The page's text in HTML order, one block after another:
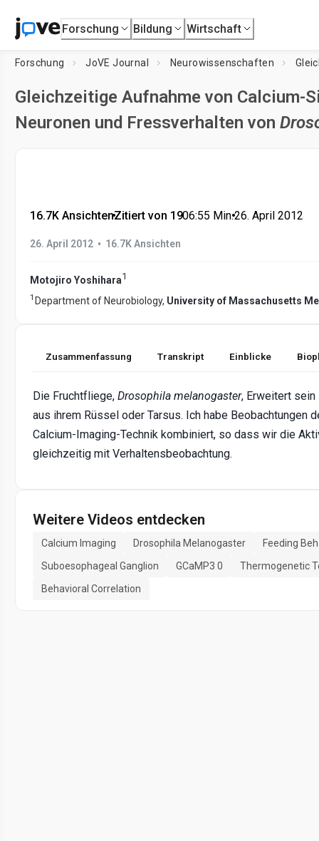
Forschung Bildung Wirtschaft
Forschung JoVE Journal Neurowissenschaften
Gleichzeitige Aufnahme von Calcium-
Neuronen und Fressverhalten von
16.7K Ansichten•Zitiert von 19•06:55 Min.•26. April 2012
26. April 2012 • 16.7K Ansichten
Motojiro Yoshihara1
1 Department of Neurobiology, University of Massachusetts
Zusammenfassung Transkript Einblicke
Die Fruchtfliege, Drosophila melanogaster, Erweitert sein
aus ihrem Rüssel oder Tarsus. Ich habe Beobachtungen
Calcium-Imaging-Technik kombiniert, so dass wir die
gleichzeitig mit Verhaltensbeobachtung.
Weitere Videos entdecken
Calcium Imaging Drosophila Melanogaster
Feeding
Suboesophageal Ganglion
GCaMP3 0
Thermogenetic
Behavioral Correlation